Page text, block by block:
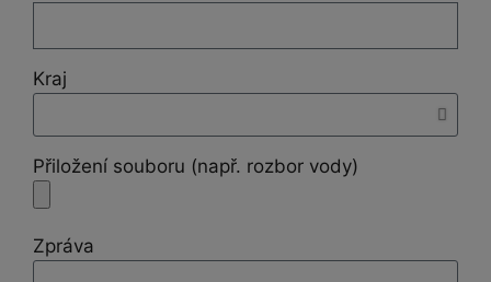
Kraj
Přiložení souboru (např. rozbor vody)
Zpráva